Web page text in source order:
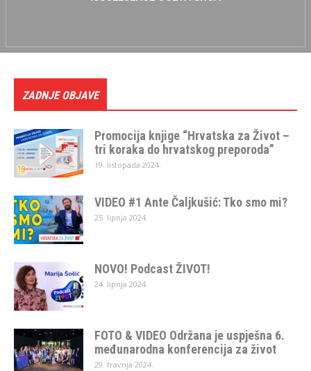
ZADNJE OBJAVE
Promocija knjige “Hrvatska za Život –
tri koraka do hrvatskog preporoda”
19. listopada 2024.
VIDEO #1 Ante Čaljkušić: Tko smo mi?
25. lipnja 2024.
NOVO! Podcast ŽIVOT!
24. lipnja 2024.
FOTO & VIDEO Održana je uspješna 6.
međunarodna konferencija za život
29. travnja 2024.